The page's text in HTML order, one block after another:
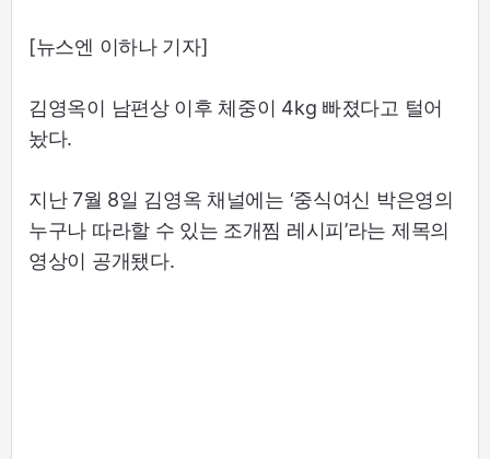
[뉴스엔 이하나 기자]
김영옥이 남편상 이후 체중이 4kg 빠졌다고 털어
놨다.
지난 7월 8일 김영옥 채널에는 ‘중식여신 박은영의
누구나 따라할 수 있는 조개찜 레시피’라는 제목의
영상이 공개됐다.